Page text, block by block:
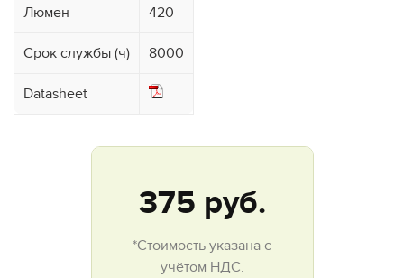
Люмен 420
Срок службы (ч) 8000
Datasheet
375 руб.
*Стоимость указана с
учётом НДС.